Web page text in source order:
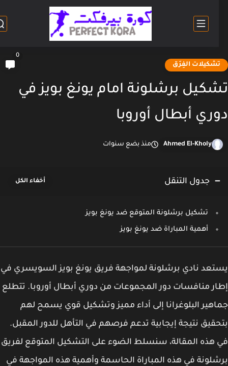
الفِرَق
برشلونة امام يونغ بويز في
أبطال أوروبا
Ahmed El-Kholy منذ بضع سنوات
جدول التنقل
تشكيل برشلونة المتوقع ضد يونغ بويز
أهمية المباراة ضد يونغ بويز
نادي برشلونة لمواجهة فريق يونغ بويز السويسري في
منافسات دور المجموعات من دوري أبطال أوروبا. تتطلع
البلوغرانا إلى أداء مميز وتشكيل قوي يسمح لهم
نتيجة إيجابية تدعم فرصهم في التأهل للدور المقبل.
هذه المقالة، سنسلط الضوء على التشكيل المتوقع لفريق
في هذه المباراة الحاسمة وأهمية هذه المواجهة في